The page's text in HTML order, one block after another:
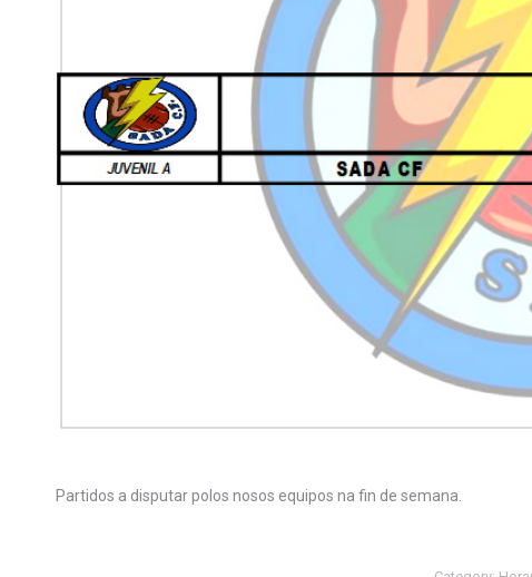
Partidos a disputar polos nosos equipos na fin de semana.